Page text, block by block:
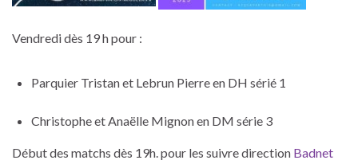
Vendredi dès 19 h pour :
Parquier Tristan et Lebrun Pierre en DH sérié 1
Christophe et Anaëlle Mignon en DM série 3
Début des matchs dès 19h. pour les suivre direction Badnet